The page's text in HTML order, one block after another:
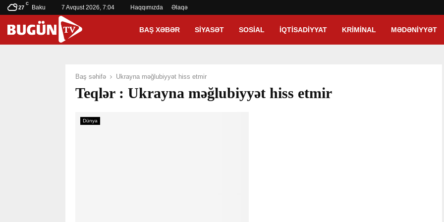
27
C
Baku 7 Avqust 2026, 7:04 Haqqımızda Əlaqə
BAŞ XƏBƏR SIYASƏT SOSIAL İQTISADIYYAT KRIMINAL MƏDƏNIYYƏT
Baş səhifə Ukrayna məğlubiyyət hiss etmir
Teqlər : Ukrayna məğlubiyyət hiss etmir
Dünya